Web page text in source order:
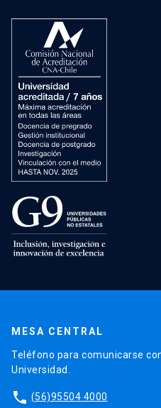
MESA CENTRAL
Teléfono para comunicarse
Universidad.
phone (56)95504 4000